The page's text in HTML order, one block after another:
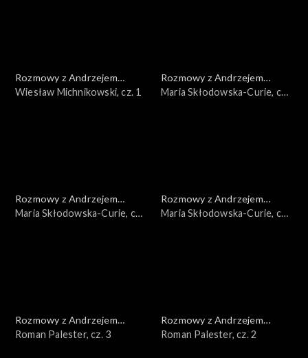
Rozmowy z Andrzejem
Doboszem
Wiesław Michnikowski, cz. 1
Rozmowy z Andrzejem
Doboszem
Maria Skłodowska-Curie, cz.
Rozmowy z Andrzejem
Doboszem
Maria Skłodowska-Curie, cz.
Rozmowy z Andrzejem
Doboszem
Maria Skłodowska-Curie, cz.
Rozmowy z Andrzejem
Doboszem
Roman Palester, cz. 3
Rozmowy z Andrzejem
Doboszem
Roman Palester, cz. 2